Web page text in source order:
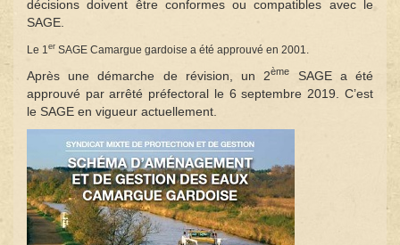
décisions doivent être conformes ou compatibles avec le
SAGE.
Le 1 er SAGE Camargue gardoise a été approuvé en 2001.
Après une démarche de révision, un 2ème
SAGE a été
approuvé par arrêté préfectoral le 6 septembre 2019. C’est
le SAGE en vigueur actuellement.